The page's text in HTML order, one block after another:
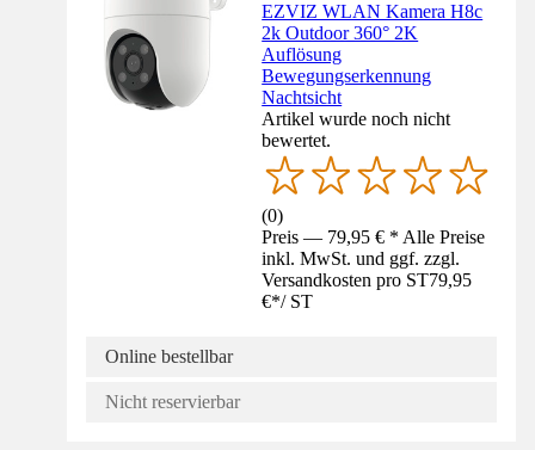
EZVIZ WLAN Kamera H8c
2k Outdoor 360° 2K
Auflösung
Bewegungserkennung
Nachtsicht
Artikel wurde noch nicht
bewertet.
(0)
Preis — 79,95 € * Alle Preise
inkl. MwSt. und ggf. zzgl.
Versandkosten pro ST79,95
€*/ ST
Online bestellbar
Nicht reservierbar